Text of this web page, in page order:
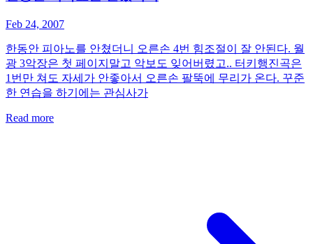
Feb 24, 2007
한동안 피아노를 안쳤더니 오른손 4번 힘조절이 잘 안된다. 월
광 3악장은 첫 페이지말고 악보도 잊어버렸고.. 터키행진곡은
1번만 쳐도 자세가 안좋아서 오른손 팔뚝에 무리가 온다. 꾸준
한 연습을 하기에는 관심사가
Read more